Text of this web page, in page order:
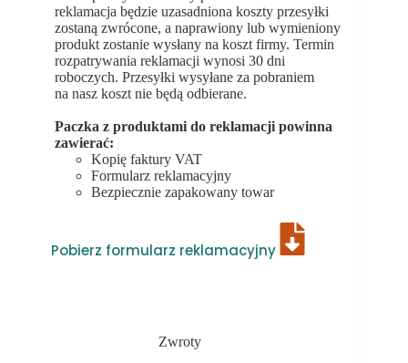
reklamacja będzie uzasadniona koszty przesyłki
zostaną zwrócone, a naprawiony lub wymieniony
produkt zostanie wysłany na koszt firmy. Termin
rozpatrywania reklamacji wynosi 30 dni
roboczych. Przesyłki wysyłane za pobraniem
na nasz koszt nie będą odbierane.
Paczka z produktami do reklamacji powinna
zawierać:
Kopię faktury VAT
Formularz reklamacyjny
Bezpiecznie zapakowany towar
Pobierz formularz reklamacyjny
Zwroty